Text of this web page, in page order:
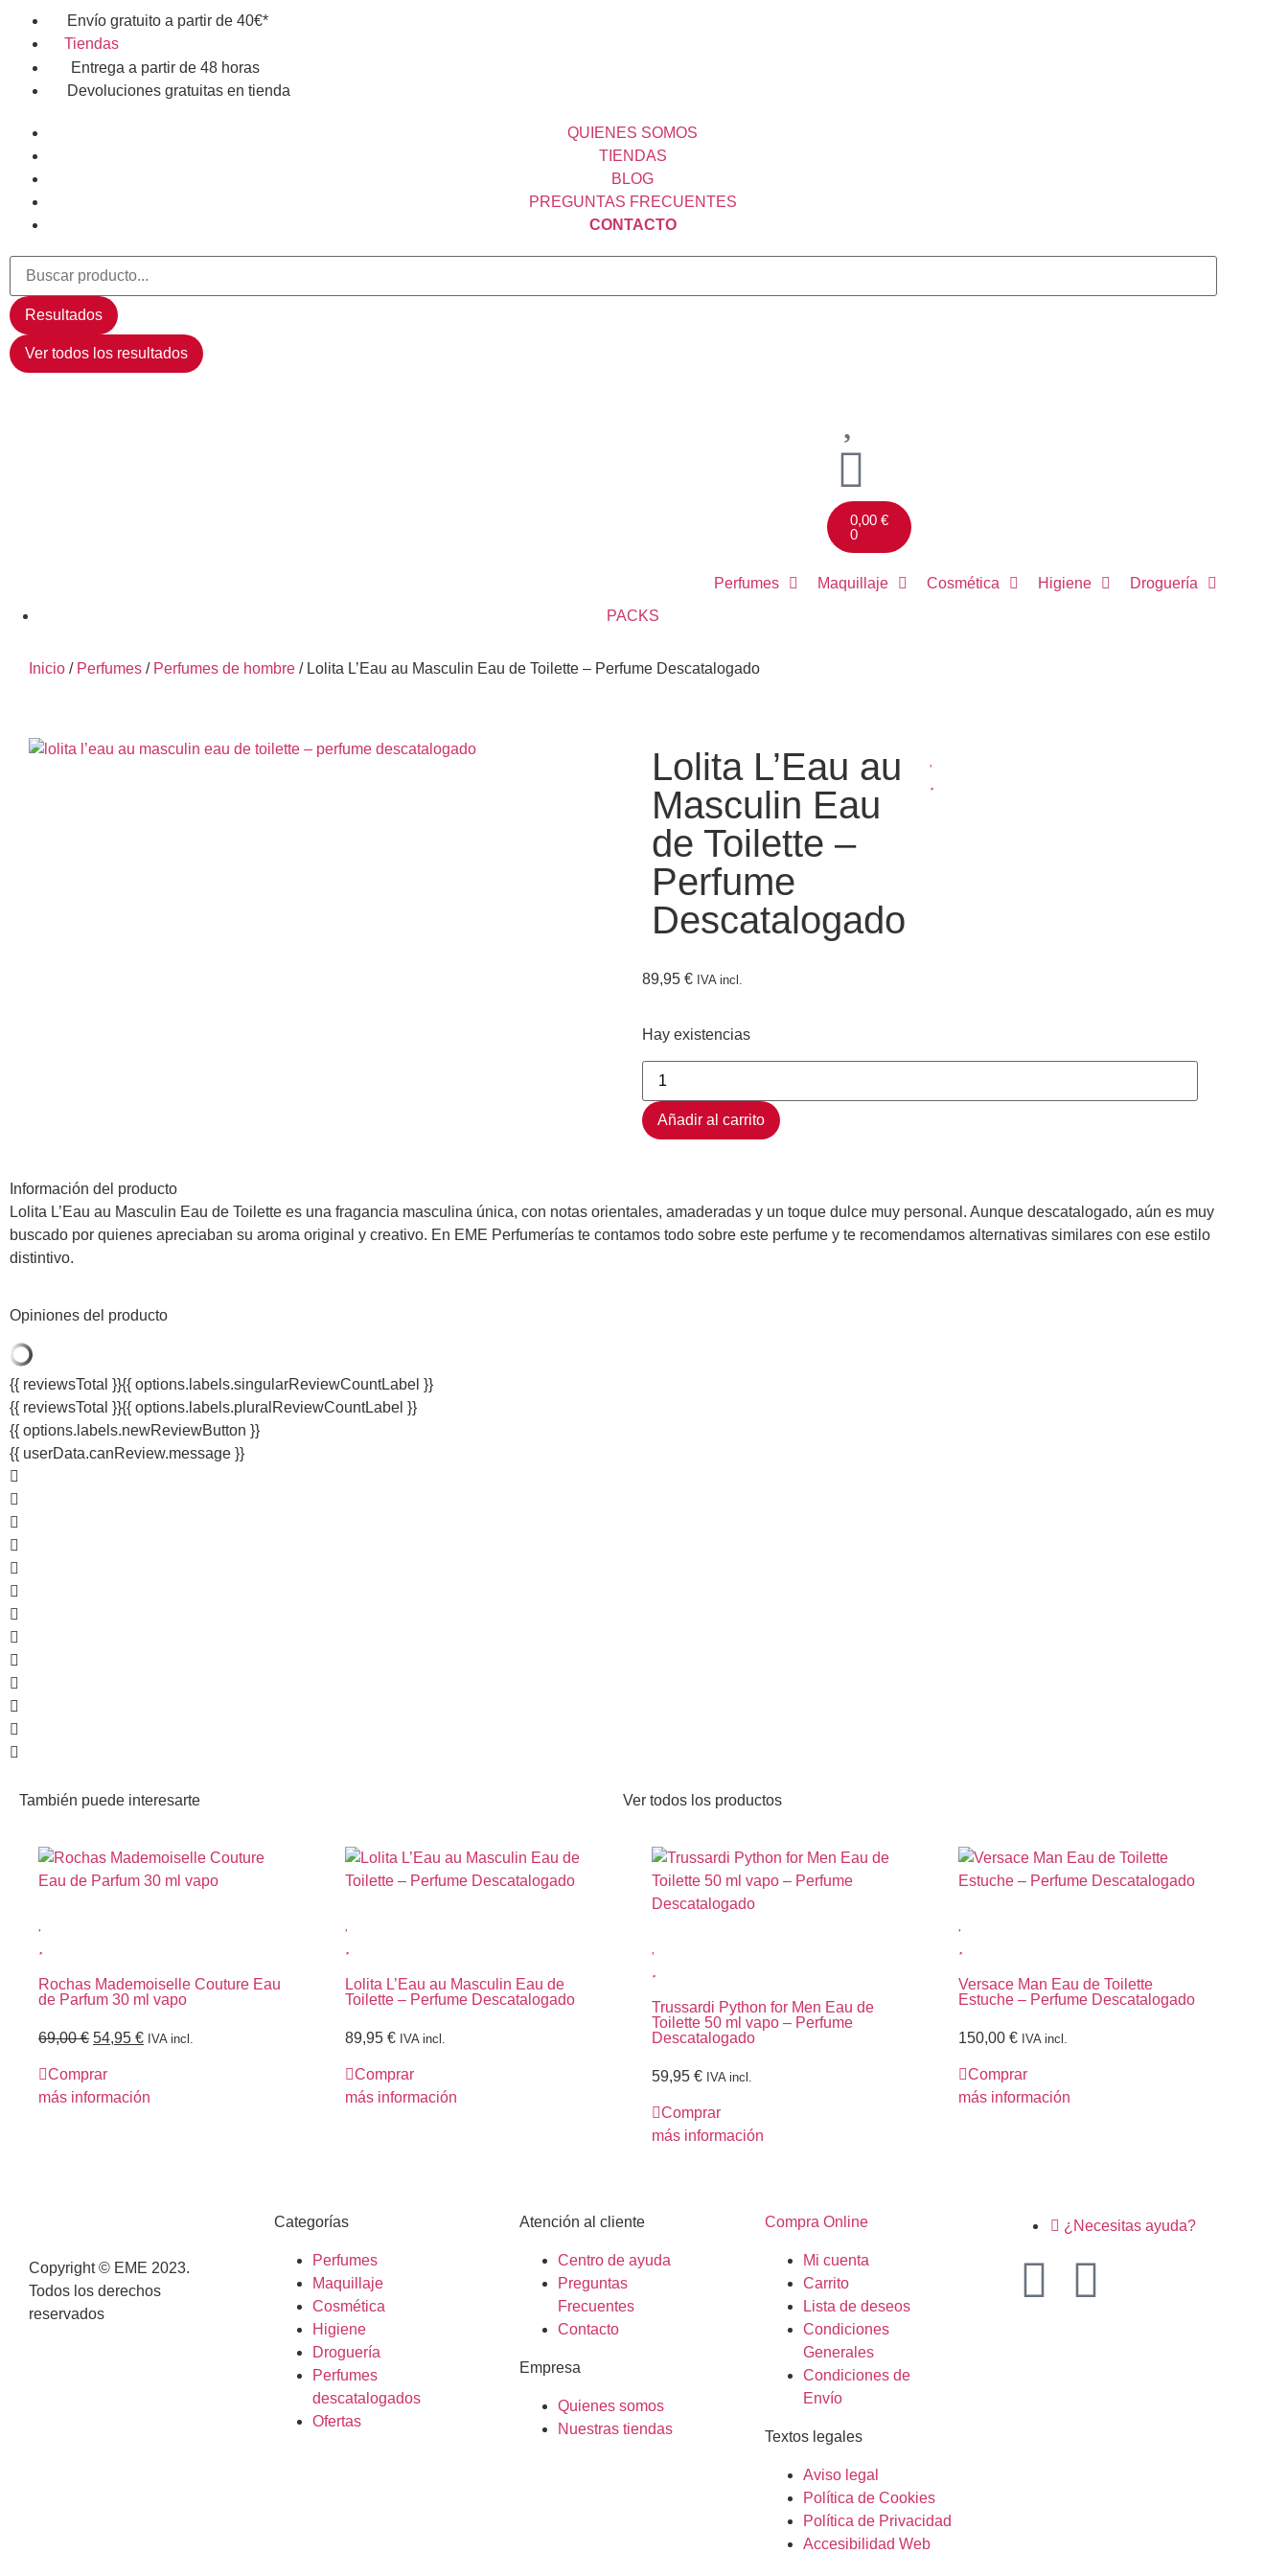
Envío gratuito a partir de 40€*
Tiendas
Entrega a partir de 48 horas
Devoluciones gratuitas en tienda
QUIENES SOMOS
TIENDAS
BLOG
PREGUNTAS FRECUENTES
CONTACTO
Resultados
Ver todos los resultados
0,00€
0
Perfumes Maquillaje Cosmética Higiene
Droguería
PACKS
Inicio / Perfumes / Perfumes de hombre / Lolita L’Eau au Masculin Eau de Toilette – Perfume Descatalogado
Lolita L’Eau au
Masculin Eau
de Toilette –
Perfume
Descatalogado
89,95 € IVA incl.
Hay existencias
Añadir al carrito
Información del producto
Lolita L’Eau au Masculin Eau de Toilette es una fragancia masculina única, con notas orientales, amaderadas y un toque dulce muy personal. Aunque descatalogado, aún es muy
buscado por quienes apreciaban su aroma original y creativo. En EME Perfumerías te contamos todo sobre este perfume y te recomendamos alternativas similares con ese estilo
distintivo.
Opiniones del producto
{{ reviewsTotal }}{{ options.labels.singularReviewCountLabel }}
{{ reviewsTotal }}{{ options.labels.pluralReviewCountLabel }}
{{ options.labels.newReviewButton }}
{{ userData.canReview.message }}
También puede interesarte Ver todos los productos
Rochas Mademoiselle Couture Eau
de Parfum 30 ml vapo
69,00€ 54,95 € IVA incl.
Comprar
más información
Lolita L’Eau au Masculin Eau de
Toilette – Perfume Descatalogado
89,95 € IVA incl.
Comprar
más información
Trussardi Python for Men Eau de
Toilette 50 ml vapo – Perfume
Descatalogado
59,95 € IVA incl.
Comprar
más información
Versace Man Eau de Toilette
Estuche – Perfume Descatalogado
150,00 € IVA incl.
Comprar
más información
Copyright © EME 2023.
Todos los derechos
reservados
Categorías
Perfumes
Maquillaje
Cosmética
Higiene
Droguería
Perfumes
descatalogados
Ofertas
Atención al cliente
Centro de ayuda
Preguntas
Frecuentes
Contacto
Empresa
Quienes somos
Nuestras tiendas
Compra Online
Mi cuenta
Carrito
Lista de deseos
Condiciones
Generales
Condiciones de
Envío
Textos legales
Aviso legal
Política de Cookies
Política de Privacidad
Accesibilidad Web
¿Necesitas ayuda?